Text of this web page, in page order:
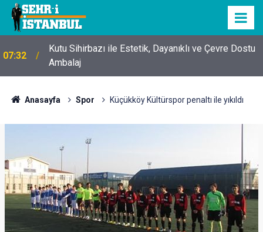
07:32
Kutu Sihirbazı ile Estetik, Dayanıklı ve Çevre Dostu
Ambalaj
Anasayfa Spor Küçükköy Kültürspor penaltı ile yıkıldı